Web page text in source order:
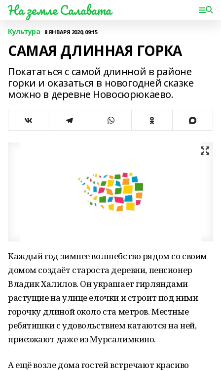
На земле Салавата
Культура 8 ЯНВАРЯ 2020, 09:15
САМАЯ ДЛИННАЯ ГОРКА
Покататься с самой длинной в районе
горки и оказаться в новогодней сказке
можно в деревне Новосюрюкаево.
Каждый год зимнее волшебство рядом со своим
домом создаёт староста деревни, пенсионер
Владик Халилов. Он украшает гирляндами
растущие на улице елочки и строит под ними
горочку длиной около ста метров. Местные
ребятишки с удовольствием катаются на ней,
приезжают даже из Мурсалимкино.
А ещё возле дома гостей встречают красиво